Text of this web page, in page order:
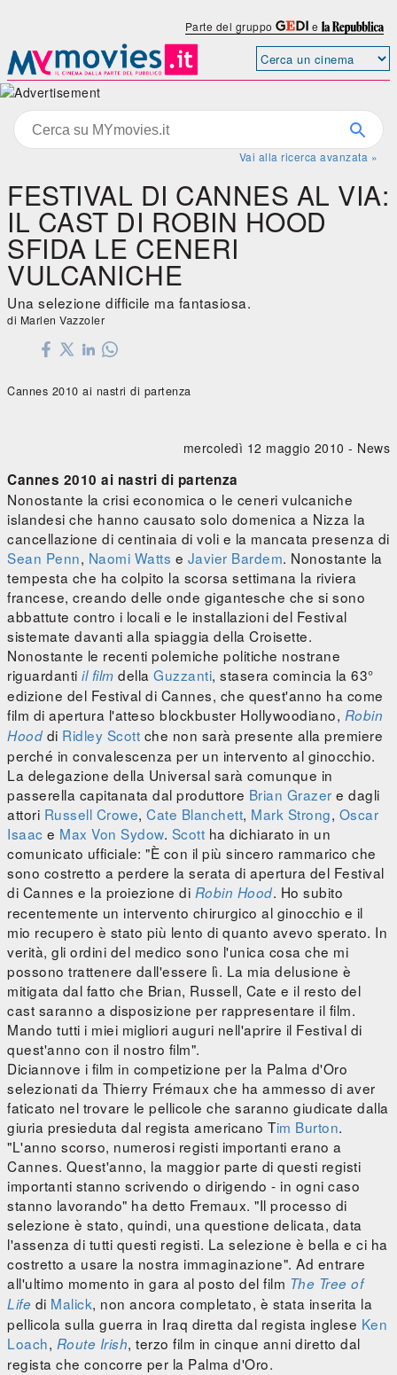
Parte del gruppo e
Vai alla ricerca avanzata »
FESTIVAL DI CANNES AL VIA:
IL CAST DI ROBIN HOOD
SFIDA LE CENERI
VULCANICHE
Una selezione difficile ma fantasiosa.
di Marlen Vazzoler
Cannes 2010 ai nastri di partenza
mercoledì 12 maggio 2010 - News
Cannes 2010 ai nastri di partenza
Nonostante la crisi economica o le ceneri vulcaniche
islandesi che hanno causato solo domenica a Nizza la
cancellazione di centinaia di voli e la mancata presenza di
Sean Penn, Naomi Watts e Javier Bardem. Nonostante la
tempesta che ha colpito la scorsa settimana la riviera
francese, creando delle onde gigantesche che si sono
abbattute contro i locali e le installazioni del Festival
sistemate davanti alla spiaggia della Croisette.
Nonostante le recenti polemiche politiche nostrane
riguardanti il film della Guzzanti, stasera comincia la 63°
edizione del Festival di Cannes, che quest'anno ha come
film di apertura l'atteso blockbuster Hollywoodiano, Robin
Hooddi Ridley Scott che non sarà presente alla premiere
perché in convalescenza per un intervento al ginocchio.
La delegazione della Universal sarà comunque in
passerella capitanata dal produttore Brian Grazer e dagli
attori Russell Crowe, Cate Blanchett, Mark Strong, Oscar
Isaac e Max Von Sydow. Scott ha dichiarato in un
comunicato ufficiale: "È con il più sincero rammarico che
sono costretto a perdere la serata di apertura del Festival
di Cannes e la proiezione di Robin Hood. Ho subito
recentemente un intervento chirurgico al ginocchio e il
mio recupero è stato più lento di quanto avevo sperato. In
verità, gli ordini del medico sono l'unica cosa che mi
possono trattenere dall'essere lì. La mia delusione è
mitigata dal fatto che Brian, Russell, Cate e il resto del
cast saranno a disposizione per rappresentare il film.
Mando tutti i miei migliori auguri nell'aprire il Festival di
quest'anno con il nostro film".
Diciannove i film in competizione per la Palma d'Oro
selezionati da Thierry Frémaux che ha ammesso di aver
faticato nel trovare le pellicole che saranno giudicate dalla
giuria presieduta dal regista americano Tim Burton.
"L'anno scorso, numerosi registi importanti erano a
Cannes. Quest'anno, la maggior parte di questi registi
importanti stanno scrivendo o dirigendo - in ogni caso
stanno lavorando" ha detto Fremaux. "Il processo di
selezione è stato, quindi, una questione delicata, data
l'assenza di tutti questi registi. La selezione è bella e ci ha
costretto a usare la nostra immaginazione". Ad entrare
all'ultimo momento in gara al posto del film The Tree of
Life di Malick, non ancora completato, è stata inserita la
pellicola sulla guerra in Iraq diretta dal regista inglese Ken
Loach, Route Irish, terzo film in cinque anni diretto dal
regista che concorre per la Palma d'Oro.